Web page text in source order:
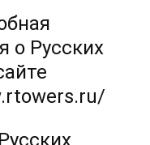
о Русских